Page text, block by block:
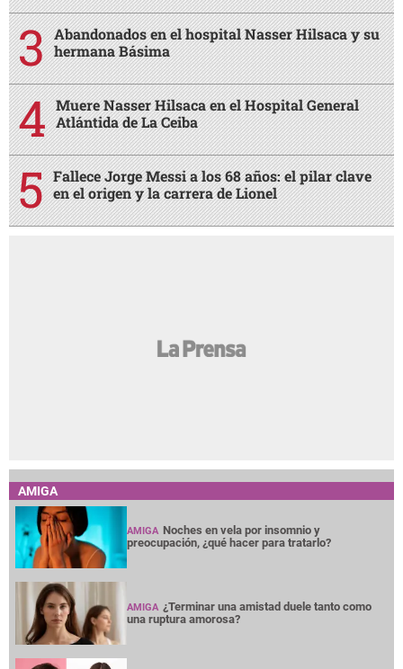
Abandonados en el hospital Nasser Hilsaca y su
hermana Básima
Muere Nasser Hilsaca en el Hospital General
Atlántida de La Ceiba
Fallece Jorge Messi a los 68 años: el pilar clave
en el origen y la carrera de Lionel
AMIGA
AMIGA Noches en vela por insomnio y
preocupación, ¿qué hacer para tratarlo?
AMIGA ¿Terminar una amistad duele tanto como
una ruptura amorosa?